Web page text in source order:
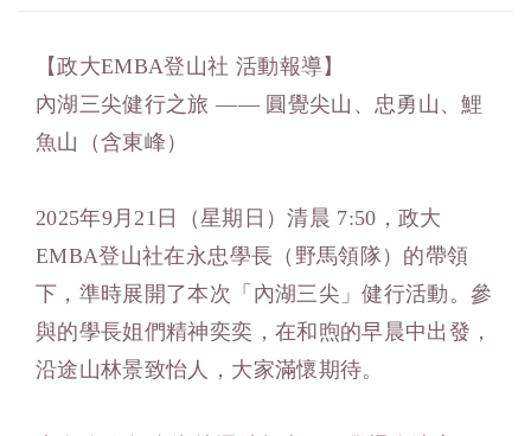
【政大EMBA登山社 活動報導】
內湖三尖健行之旅 —— 圓覺尖山、忠勇山、鯉
魚山（含東峰）
2025年9月21日（星期日）清晨 7:50，政大
EMBA登山社在永忠學長（野馬領隊）的帶領
下，準時展開了本次「內湖三尖」健行活動。參
與的學長姐們精神奕奕，在和煦的早晨中出發，
沿途山林景致怡人，大家滿懷期待。